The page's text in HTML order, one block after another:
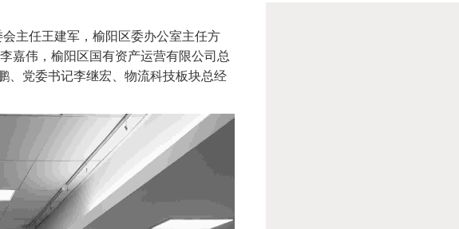
主任王建军，榆阳区委办公室主任方
嘉伟，榆阳区国有资产运营有限公司总
、党委书记李继宏、物流科技板块总经